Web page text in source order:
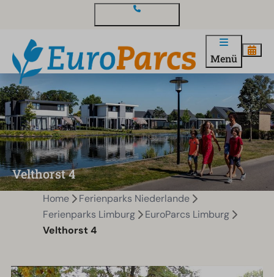
Menü
Velthorst 4
Home
Ferienparks Niederlande
Ferienparks Limburg
EuroParcs Limburg
Velthorst 4